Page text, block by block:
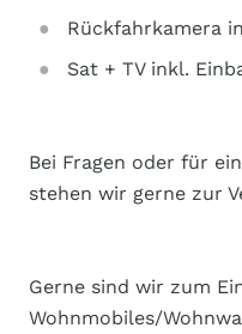
Rückfahrkamera
Sat + TV inkl.
Bei Fragen oder für
stehen wir gerne zur
Gerne sind wir zum
Wohnmobiles/